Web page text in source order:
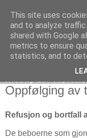
Oppfølging av
Refusjon og bortfall
De beboerne som
This site uses
and to analyze
shared with Google
metrics to ensure
statistics, and to